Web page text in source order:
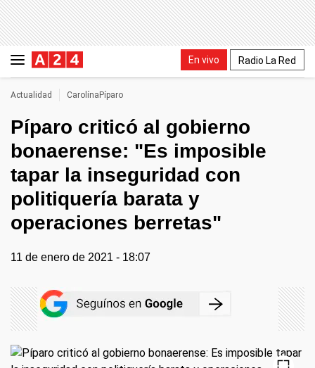
En vivo Radio La Red
Actualidad CarolínaPíparo
Píparo criticó al gobierno
bonaerense: "Es imposible
tapar la inseguridad con
politiquería barata y
operaciones berretas"
11 de enero de 2021 - 18:07